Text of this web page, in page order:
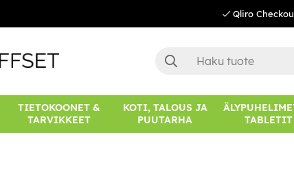
Qliro
TIETOKOONET &
TARVIKKEET
KOTI, TALOUS JA
PUUTARHA
TABLETIT